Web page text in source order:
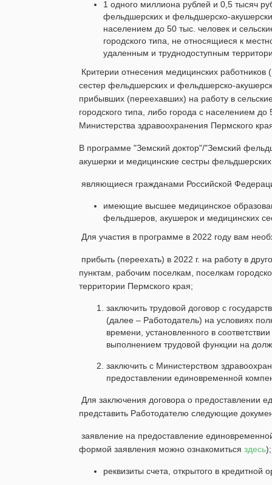
1 одного миллиона рублей и 0,5 тысяч
фельдшерских и фельдшерско-
населением до 50 тыс. человек и
городского типа, не относящиеся к
удаленным и труднодоступным
Критерии отнесения медицинских
сестер фельдшерских и фельдшерско-
прибывших (переехавших) на работу в
городского типа, либо города с населением
Министерства здравоохранения Пермского
В программе "Земский доктор"/"Земский
акушерки и медицинские сестры
являющиеся гражданами Российской
имеющие высшее медицинское
фельдшеров, акушерок и медицинских
Для участия в программе в 2022 году вам
прибыть (переехать) в 2022 г. на работу в
пунктам, рабочим поселкам, поселкам
территории Пермского края;
заключить трудовой договор с
(далее – Работодатель) на условиях
времени, установленного в
выполнением трудовой функции на
заключить с Министерством
предоставлении единовременной
Для заключения договора о предоставлении
представить Работодателю следующие
заявление на предоставление
формой заявления можно ознакомиться здесь);
реквизиты счета, открытого в кредитной